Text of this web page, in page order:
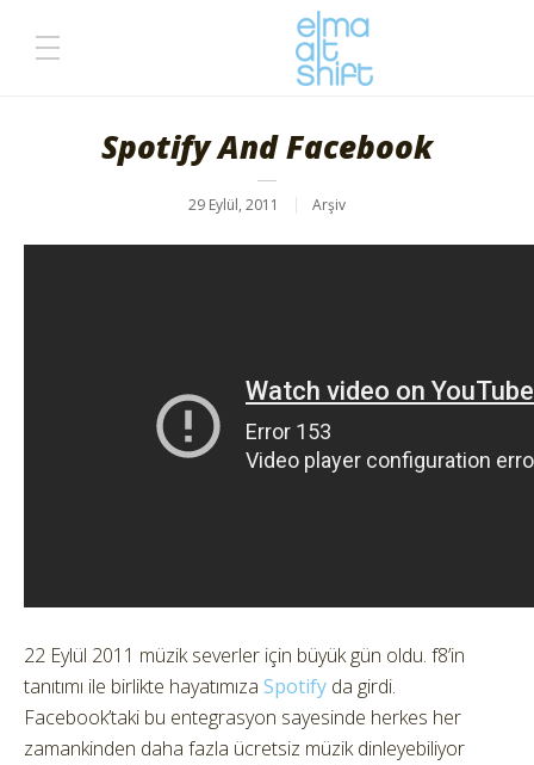
Spotify And Facebook
29 Eylül, 2011 Arşiv
22 Eylül 2011 müzik severler için büyük gün oldu. f8’in
tanıtımı ile birlikte hayatımıza Spotify da girdi.
Facebook’taki bu entegrasyon sayesinde herkes her
zamankinden daha fazla ücretsiz müzik dinleyebiliyor